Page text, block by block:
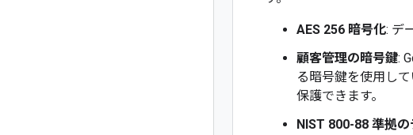
AES 256 暗号化: デ
顧客管理の暗号鍵:
る暗号鍵を使用し
保護できます。
NIST 800-88 準拠